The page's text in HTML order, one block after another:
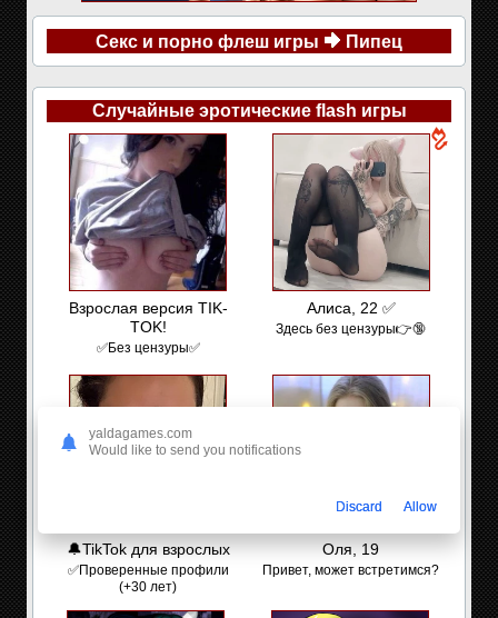
Секс и порно флеш игры Пипец
Случайные эротические flash игры
Взрослая версия TIK-
TOK!
✅Без цензуры✅
Алиса, 22 ✅
Здесь без цензуры👉🔞
🔔TikTok для взрослых
✅Проверенные профили
(+30 лет)
Оля, 19
Привет, может встретимся?
yaldagames.com
Would like to send you notifications
Discard Allow